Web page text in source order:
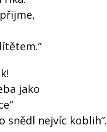
jako
snědl nejvíc koblih“.